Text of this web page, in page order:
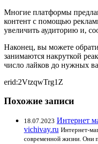
Многие платформы
контент с помощью
увеличить аудиторию и,
Наконец, вы можете
занимаются накруткой
число лайков до нужных
erid:2VtzqwTrg1Z
Похожие записи
18.07.2023 Интернет
vichivay.ru Интернет-
современной жизни. Они